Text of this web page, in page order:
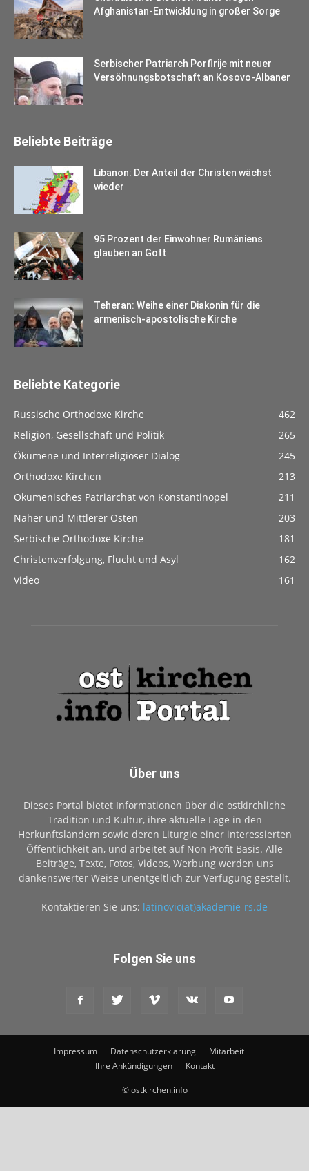
Afghanistan-Entwicklung in großer Sorge
Serbischer Patriarch Porfirije mit neuer
Versöhnungsbotschaft an Kosovo-Albaner
Beliebte Beiträge
Libanon: Der Anteil der Christen wächst
wieder
95 Prozent der Einwohner Rumäniens
glauben an Gott
Teheran: Weihe einer Diakonin für die
armenisch-apostolische Kirche
Beliebte Kategorie
Russische Orthodoxe Kirche
462
Religion, Gesellschaft und Politik
265
Ökumene und Interreligiöser Dialog
245
Orthodoxe Kirchen
213
Ökumenisches Patriarchat von Konstantinopel
211
Naher und Mittlerer Osten
203
Serbische Orthodoxe Kirche
181
Christenverfolgung, Flucht und Asyl
162
Video
161
Über uns
Dieses Portal bietet Informationen über die ostkirchliche
Tradition und Kultur, ihre aktuelle Lage in den
Herkunftsländern sowie deren Liturgie einer interessierten
Öffentlichkeit an, und arbeitet auf Non Profit Basis. Alle
Beiträge, Texte, Fotos, Videos, Werbung werden uns
dankenswerter Weise unentgeltlich zur Verfügung gestellt.
Kontaktieren Sie uns: latinovic(at)akademie-rs.de
Folgen Sie uns
Impressum Datenschutzerklärung
Mitarbeit
Ihre Ankündigungen
Kontakt
© ostkirchen.info